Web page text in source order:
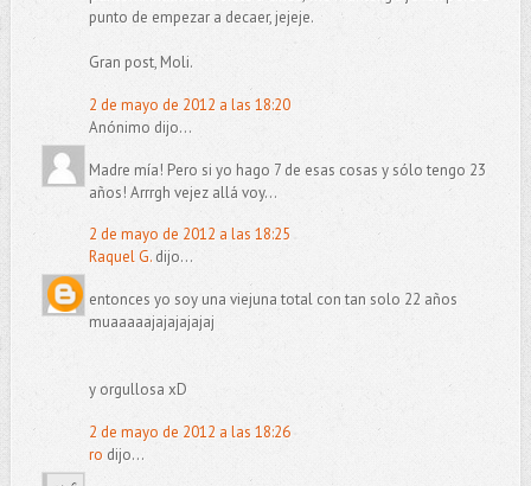
punto de empezar a decaer, jejeje.
Gran post, Moli.
2 de mayo de 2012 a las 18:20
Anónimo dijo...
Madre mía! Pero si yo hago 7 de esas cosas y sólo tengo 23
años! Arrrgh vejez allá voy...
2 de mayo de 2012 a las 18:25
Raquel G.dijo...
entonces yo soy una viejuna total con tan solo 22 años
muaaaaajajajajajaj
y orgullosa xD
2 de mayo de 2012 a las 18:26
ro dijo...